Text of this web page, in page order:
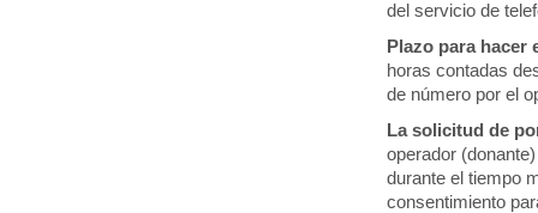
del servicio de
Plazo para hacer
horas contadas
de número por el
La solicitud de
operador
durante el tiempo
consentimiento